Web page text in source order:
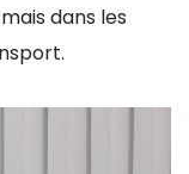
dans les